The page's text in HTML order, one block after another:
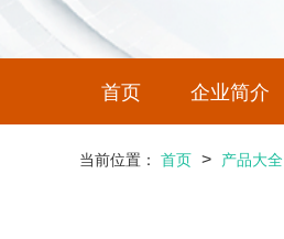
首页 企业简介
当前位置： 首页 > 产品大全